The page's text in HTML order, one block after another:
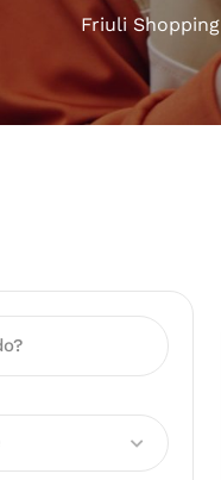
Friuli Shopping